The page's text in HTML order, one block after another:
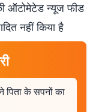
ऑटोमेटेड न्यूज फीड
नहीं किया है
के सपनों का